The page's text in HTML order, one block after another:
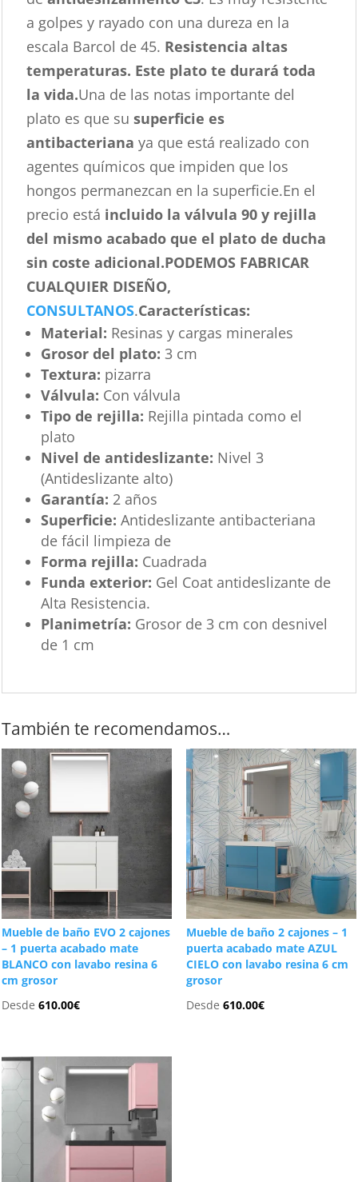
a golpes y rayado con una dureza en la
escala Barcol de 45. Resistencia altas
temperaturas. Este plato te durará toda
la vida.Una de las notas importante del
plato es que susuperficie es
antibacterianaya que está realizado con
agentes químicos que impiden que los
hongos permanezcan en la superficie.En el
precio está incluido la válvula 90 y rejilla
del mismo acabado que el plato de ducha
sin coste adicional.PODEMOS FABRICAR
CUALQUIER DISEÑO,
CONSULTANOS.Características:
Material: Resinas y cargas minerales
Grosor del plato: 3 cm
Textura: pizarra
Válvula: Con válvula
Tipo de rejilla: Rejilla pintada como el
plato
Nivel de antideslizante: Nivel 3
(Antideslizante alto)
Garantía: 2 años
Superficie: Antideslizante antibacteriana
de fácil limpieza de
Forma rejilla: Cuadrada
Funda exterior: Gel Coat antideslizante de
Alta Resistencia.
Planimetría: Grosor de 3 cm con desnivel
de 1 cm
También te recomendamos…
Mueble de baño EVO 2 cajones
– 1 puerta acabado mate
BLANCO con lavabo resina 6
cm grosor
Desde610.00€
Mueble de baño 2 cajones – 1
puerta acabado mate AZUL
CIELO con lavabo resina 6 cm
grosor
Desde 610.00€